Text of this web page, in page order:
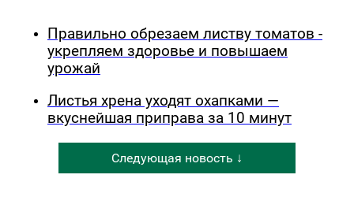
Правильно обрезаем листву томатов -
укрепляем здоровье и повышаем
урожай
Листья хрена уходят охапками —
вкуснейшая приправа за 10 минут
Следующая новость ↓